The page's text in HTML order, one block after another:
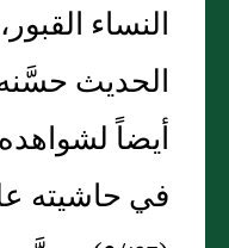
الحديث
أيضاً
في حاشيته